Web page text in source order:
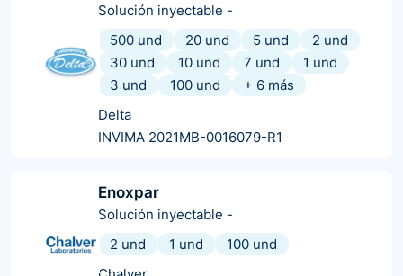
Solución inyectable -
500 und
20 und 5 und
2 und
30 und
10 und 7 und
1 und
3 und
100 und + 6 más
Delta
INVIMA 2021MB-0016079-R1
Enoxpar
Solución inyectable -
2 und
1 und
100 und